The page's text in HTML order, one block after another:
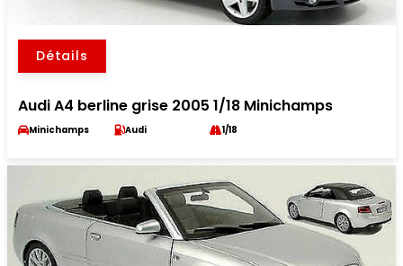
Détails
Audi A4 berline grise 2005 1/18 Minichamps
Minichamps Audi 1/18